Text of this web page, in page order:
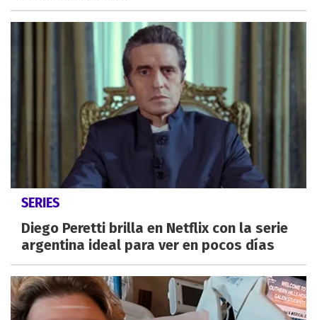
SERIES
Diego Peretti brilla en Netflix con la serie
argentina ideal para ver en pocos días